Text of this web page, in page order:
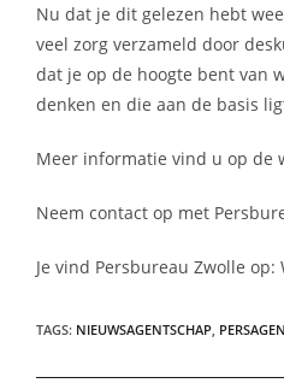
Nu dat je dit gelezen hebt
veel zorg verzameld door
dat je op de hoogte bent van
denken en die aan de basis
Meer informatie vind u op de
Neem contact op met
Je vind Persbureau Zwolle op:
TAGS: NIEUWSAGENTSCHAP